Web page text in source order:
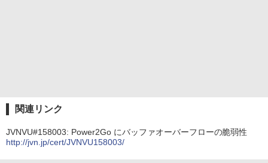
関連リンク
JVNVU#158003: Power2Go にバッファオーバーフローの脆弱性
http://jvn.jp/cert/JVNVU158003/